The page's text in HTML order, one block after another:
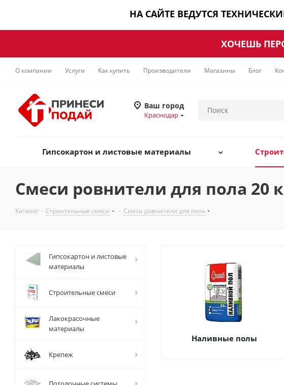
НА САЙТЕ ВЕДУТСЯ
ХОЧЕШЬ
О компании Услуги Как купить Производители Магазины Блог
Ваш город
Краснодар
Гипсокартон и листовые материалы
Смеси ровнители для пола 20
Каталог - Строительные смеси - Смеси ровнители для пола
Наливные полы
Гипсокартон и листовые
материалы
Строительные смеси
Лакокрасочные
материалы
Крепеж